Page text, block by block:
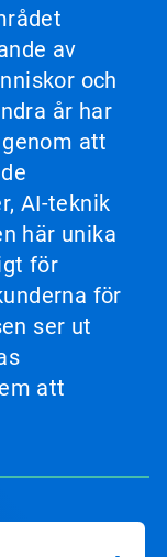
av
och
år har
att
AI-teknik
här unika
för
för
ser ut
att